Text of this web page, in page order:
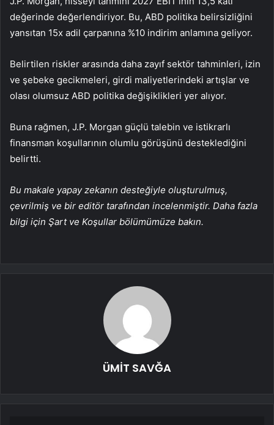
değerinde değerlendiriyor. Bu, ABD politika belirsizliğini
yansıtan 15x adil çarpanına %10 indirim anlamına geliyor.
Belirtilen riskler arasında daha zayıf sektör tahminleri, izin
ve şebeke gecikmeleri, girdi maliyetlerindeki artışlar ve
olası olumsuz ABD politika değişiklikleri yer alıyor.
Buna rağmen, J.P. Morgan güçlü talebin ve istikrarlı
finansman koşullarının olumlu görüşünü desteklediğini
belirtti.
Bu makale yapay zekanın desteğiyle oluşturulmuş,
çevrilmiş ve bir editör tarafından incelenmiştir. Daha fazla
bilgi için Şart ve Koşullar bölümümüze bakın.
ÜMİT SAVĞA